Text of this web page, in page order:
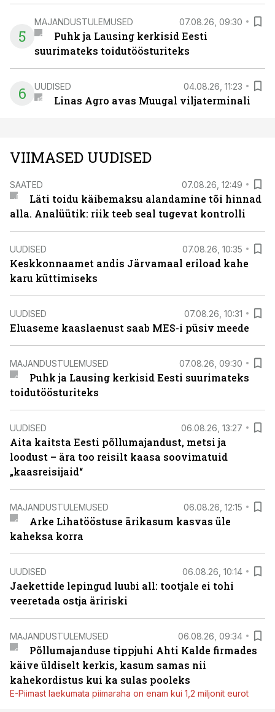
5
MAJANDUSTULEMUSED 07.08.26, 09:30
Puhk ja Lausing kerkisid Eesti
suurimateks toidutöösturiteks
6 UUDISED 04.08.26, 11:23
Linas Agro avas Muugal viljaterminali
VIIMASED UUDISED
SAATED 07.08.26, 12:49
Läti toidu käibemaksu alandamine tõi hinnad
alla. Analüütik: riik teeb seal tugevat kontrolli
UUDISED 07.08.26, 10:35
Keskkonnaamet andis Järvamaal eriload kahe
karu küttimiseks
UUDISED 07.08.26, 10:31
Eluaseme kaaslaenust saab MES-i püsiv meede
MAJANDUSTULEMUSED 07.08.26, 09:30
Puhk ja Lausing kerkisid Eesti suurimateks
toidutöösturiteks
UUDISED 06.08.26, 13:27
Aita kaitsta Eesti põllumajandust, metsi ja
loodust – ära too reisilt kaasa soovimatuid
„kaasreisijaid“
MAJANDUSTULEMUSED 06.08.26, 12:15
Arke Lihatööstuse ärikasum kasvas üle
kaheksa korra
UUDISED 06.08.26, 10:14
Jaekettide lepingud luubi all: tootjale ei tohi
veeretada ostja äririski
MAJANDUSTULEMUSED 06.08.26, 09:34
Põllumajanduse tippjuhi Ahti Kalde firmades
käive üldiselt kerkis, kasum samas nii
kahekordistus kui ka sulas pooleks
E-Piimast laekumata piimaraha on enam kui 1,2 miljonit eurot